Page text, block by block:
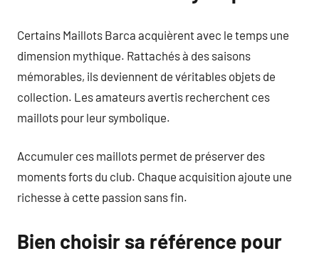
Certains Maillots Barca acquièrent avec le temps une
dimension mythique. Rattachés à des saisons
mémorables, ils deviennent de véritables objets de
collection. Les amateurs avertis recherchent ces
maillots pour leur symbolique.
Accumuler ces maillots permet de préserver des
moments forts du club. Chaque acquisition ajoute une
richesse à cette passion sans fin.
Bien choisir sa référence pour